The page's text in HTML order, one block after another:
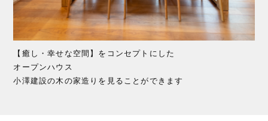
【癒し・幸せな空間】をコンセプトにした
オープンハウス
小澤建設の木の家造りを見ることができます